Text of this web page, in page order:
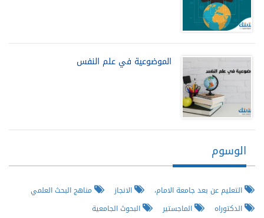
الموضوعية في علم النفس
الوسوم
التعليم عن بعد جامعة الامام، الانجاز
مناهج البحث العلمي
الدكتوراه
الماجستير
البحوث الجامعية